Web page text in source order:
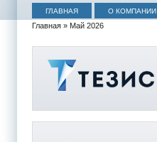
ГЛАВНАЯ О КОМПАНИИ
Главная » Май 2026